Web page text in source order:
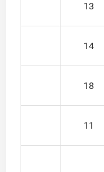
13
14
18
11